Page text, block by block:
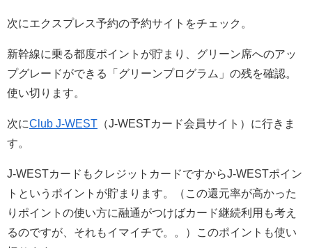
次にエクスプレス予約の予約サイトをチェック。
新幹線に乗る都度ポイントが貯まり、グリーン席へのアッ
プグレードができる「グリーンプログラム」の残を確認。
使い切ります。
次にClub J-WEST （J-WESTカード会員サイト）に行きま
す。
J-WESTカードもクレジットカードですからJ-WESTポイン
トというポイントが貯まります。（この還元率が高かった
りポイントの使い方に融通がつけばカード継続利用も考え
るのですが、それもイマイチで。。）このポイントも使い